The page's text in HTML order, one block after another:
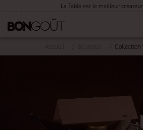
La Table est le meilleur
Collection